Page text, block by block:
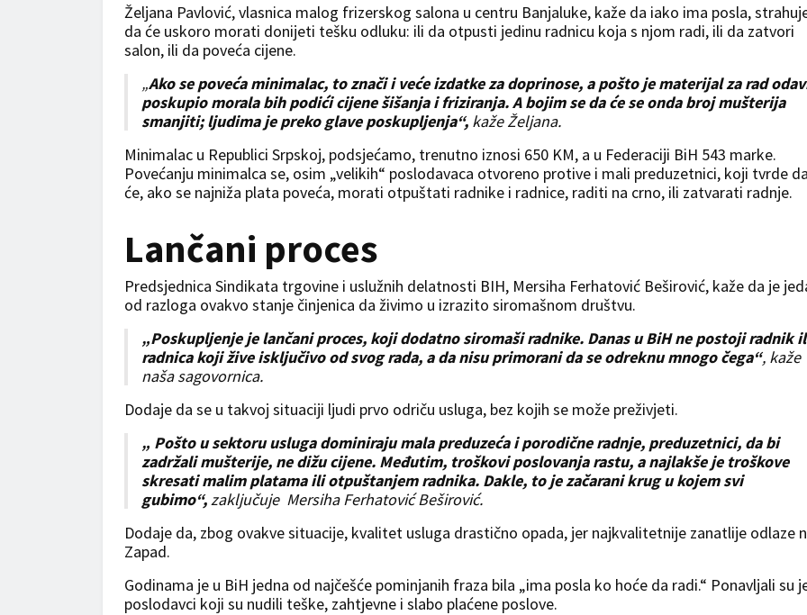
Željana Pavlović, vlasnica malog frizerskog salona u centru Banjaluke, kaže da iako ima posla,
da će uskoro morati donijeti tešku odluku: ili da otpusti jedinu radnicu koja s njom radi, ili da zatvori
salon, ili da poveća cijene.
„Ako se poveća minimalac, to znači i veće izdatke za doprinose, a pošto je materijal za rad
poskupio morala bih podići cijene šišanja i friziranja. A bojim se da će se onda broj mušterija
smanjiti; ljudima je preko glave poskupljenja“, kaže Željana.
Minimalac u Republici Srpskoj, podsjećamo, trenutno iznosi 650 KM, a u Federaciji BiH 543 marke.
Povećanju minimalca se, osim „velikih“ poslodavaca otvoreno protive i mali preduzetnici, koji tvrde da
će, ako se najniža plata poveća, morati otpuštati radnike i radnice, raditi na crno, ili zatvarati radnje.
Lančani proces
Predsjednica Sindikata trgovine i uslužnih delatnosti BIH, Mersiha Ferhatović Beširović, kaže da je
od razloga ovakvo stanje činjenica da živimo u izrazito siromašnom društvu.
„Poskupljenje je lančani proces, koji dodatno siromaši radnike. Danas u BiH ne postoji radnik
radnica koji žive isključivo od svog rada, a da nisu primorani da se odreknu mnogo čega“, kaže
naša sagovornica.
Dodaje da se u takvoj situaciji ljudi prvo odriču usluga, bez kojih se može preživjeti.
„ Pošto u sektoru usluga dominiraju mala preduzeća i porodične radnje, preduzetnici, da bi
zadržali mušterije, ne dižu cijene. Međutim, troškovi poslovanja rastu, a najlakše je troškove
skresati malim platama ili otpuštanjem radnika. Dakle, to je začarani krug u kojem svi
gubimo“,zaključuje Mersiha Ferhatović Beširović.
Dodaje da, zbog ovakve situacije, kvalitet usluga drastično opada, jer najkvalitetnije zanatlije odlaze
Zapad.
Godinama je u BiH jedna od najčešće pominjanih fraza bila „ima posla ko hoće da radi.“ Ponavljali su
poslodavci koji su nudili teške, zahtjevne i slabo plaćene poslove.